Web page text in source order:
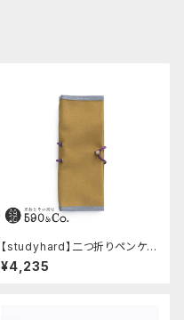
【studyhard】二つ折りペンケー
ス ミニマムコンパクトサイズ
(カーキ)
¥4,235